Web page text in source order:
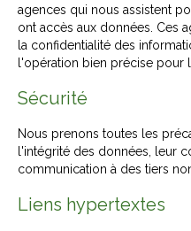
agences qui nous assistent
ont accès aux données. Ces
la confidentialité des
l'opération bien précise pour
Sécurité
Nous prenons toutes les
l'intégrité des données, leur
communication à des tiers
Liens hypertextes